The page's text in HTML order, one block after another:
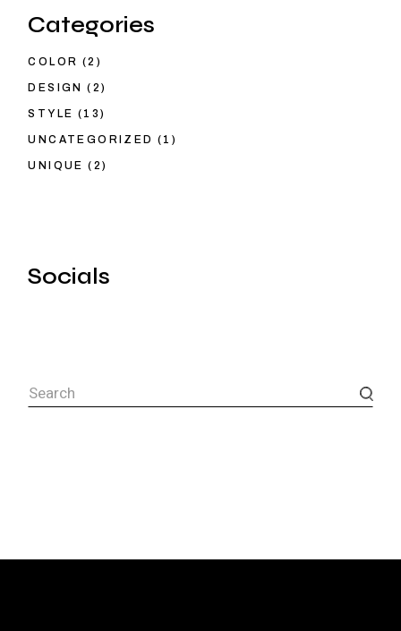
Categories
COLOR (2)
DESIGN (2)
STYLE (13)
UNCATEGORIZED (1)
UNIQUE (2)
Socials